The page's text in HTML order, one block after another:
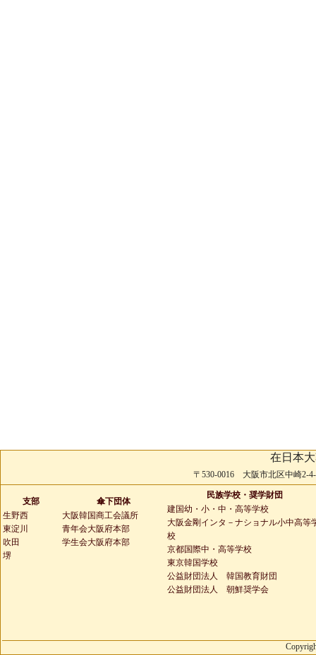
在日本
〒530-0016 大阪市北区中崎2-
支部
生野西
東淀川
吹田
堺
傘下団体
大阪韓国商工会議所
青年会大阪府本部
学生会大阪府本部
民族学校・奨学財団
建国幼・小・中・高等学校
大阪金剛インタ－ナショナル小中高等
校
京都国際中・高等学校
東京韓国学校
公益財団法人 韓国教育財団
公益財団法人 朝鮮奨学会